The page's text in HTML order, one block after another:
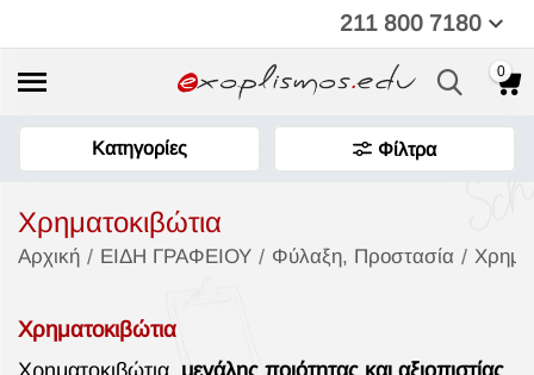
211 800 7180
0
Κατηγορίες Φίλτρα
Χρηματοκιβώτια
Αρχική / ΕΙΔΗ ΓΡΑΦΕΙΟΥ / Φύλαξη, Προστασία /
Χρηματοκιβώτια
Χρηματοκιβώτια μεγάλης ποιότητας και αξιοπιστίας,